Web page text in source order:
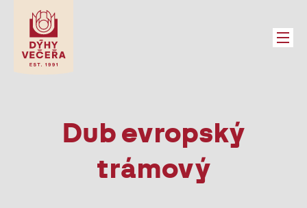
Menu
Dub evropský
trámový